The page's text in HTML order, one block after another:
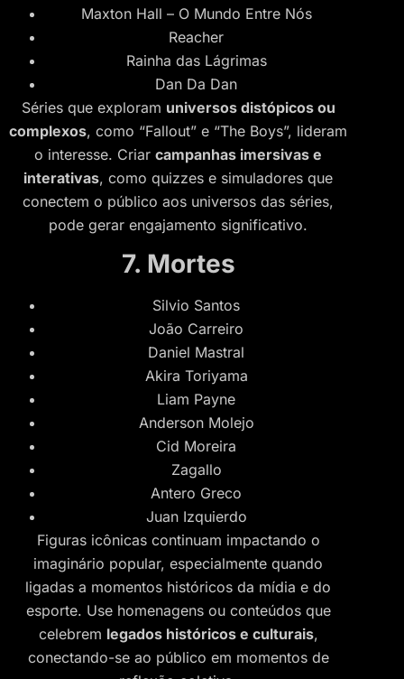
Maxton Hall – O Mundo Entre Nós
Reacher
Rainha das Lágrimas
Dan Da Dan
Séries que exploram universos distópicos ou
complexos, como “Fallout” e “The Boys”, lideram
o interesse. Criar campanhas imersivas e
interativas, como quizzes e simuladores que
conectem o público aos universos das séries,
pode gerar engajamento significativo.
7. Mortes
Silvio Santos
João Carreiro
Daniel Mastral
Akira Toriyama
Liam Payne
Anderson Molejo
Cid Moreira
Zagallo
Antero Greco
Juan Izquierdo
Figuras icônicas continuam impactando o
imaginário popular, especialmente quando
ligadas a momentos históricos da mídia e do
esporte. Use homenagens ou conteúdos que
celebrem legados históricos e culturais,
conectando-se ao público em momentos de